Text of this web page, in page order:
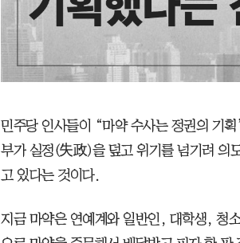
민주당 인사들이 “마약 수사는 정권의 기
부가 실정(失政)을 덮고 위기를 넘기려 의
고 있다는 것이다.
지금 마약은 연예계와 일반인, 대학생, 청